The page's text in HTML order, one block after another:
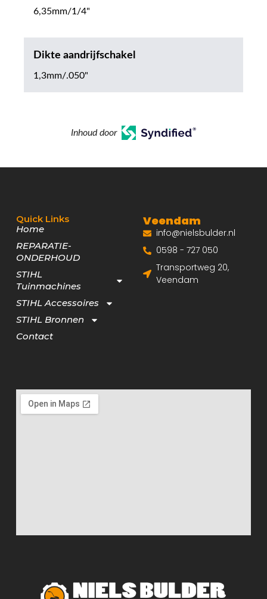
6,35mm/1/4"
Dikte aandrijfschakel
1,3mm/.050"
Inhoud door
Quick Links
Home
REPARATIE-
ONDERHOUD
STIHL
Tuinmachines
STIHL Accessoires
STIHL Bronnen
Contact
Veendam
info@nielsbulder.nl
0598 - 727 050
Transportweg 20,
Veendam